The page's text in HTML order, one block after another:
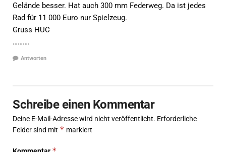
Gelände besser. Hat auch 300 mm Federweg. Da ist jedes
Rad für 11 000 Euro nur Spielzeug.
Gruss HUC
……….
Antworten
Schreibe einen Kommentar
Deine E-Mail-Adresse wird nicht veröffentlicht. Erforderliche
Felder sind mit * markiert